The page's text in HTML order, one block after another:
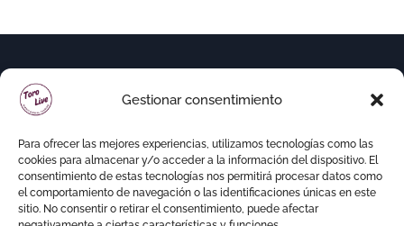
Gestionar consentimiento
Para ofrecer las mejores experiencias, utilizamos tecnologías como las
cookies para almacenar y/o acceder a la información del dispositivo. El
consentimiento de estas tecnologías nos permitirá procesar datos como
el comportamiento de navegación o las identificaciones únicas en este
sitio. No consentir o retirar el consentimiento, puede afectar